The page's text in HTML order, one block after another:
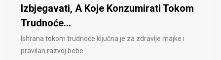
Izbjegavati, A Koje Konzumirati Tokom
Trudnoće...
Ishrana tokom trudnoće ključna je za zdravlje majke i
pravilan razvoj bebe...